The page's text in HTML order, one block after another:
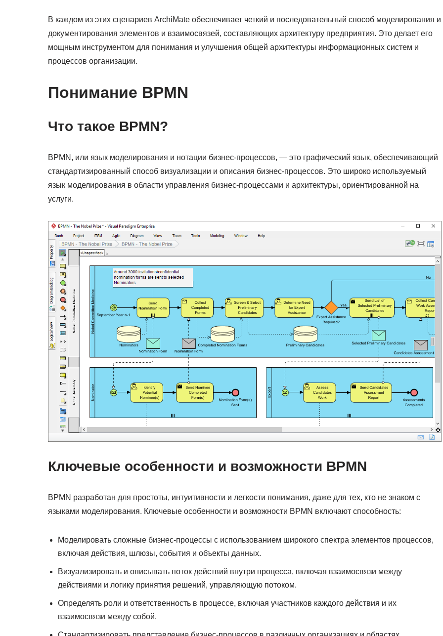
В каждом из этих сценариев ArchiMate обеспечивает четкий и последовательный способ моделирования и
документирования элементов и взаимосвязей, составляющих архитектуру предприятия. Это делает его
мощным инструментом для понимания и улучшения общей архитектуры информационных систем и
процессов организации.
Понимание BPMN
Что такое BPMN?
BPMN, или язык моделирования и нотации бизнес-процессов, — это графический язык, обеспечивающий
стандартизированный способ визуализации и описания бизнес-процессов. Это широко используемый
язык моделирования в области управления бизнес-процессами и архитектуры, ориентированной на
услуги.
Ключевые особенности и возможности BPMN
BPMN разработан для простоты, интуитивности и легкости понимания, даже для тех, кто не знаком с
языками моделирования. Ключевые особенности и возможности BPMN включают способность:
Моделировать сложные бизнес-процессы с использованием широкого спектра элементов процессов,
включая действия, шлюзы, события и объекты данных.
Визуализировать и описывать поток действий внутри процесса, включая взаимосвязи между
действиями и логику принятия решений, управляющую потоком.
Определять роли и ответственность в процессе, включая участников каждого действия и их
взаимосвязи между собой.